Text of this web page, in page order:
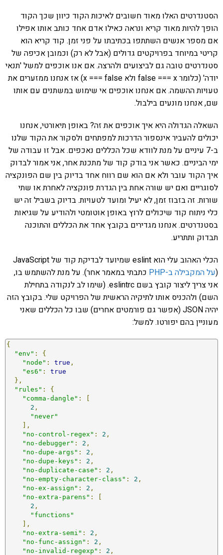
הסטנדרטים האלו מאוד חשובים לאיכות הקוד כיוון שכך הקוד
הופך להיות מאוד קריא ונראה כאילו אדם אחד כותב אותו אפילו
אם מספר אנשים השתתפו בכתיבתו על פני זמן. קוד קריא הוא
קריטי במיוחד בפרויקטים גדולים (אבל לא רק) וכמובן אכיפה של
סטנדרטים טובה גם לביצועים ולהרצה. אם אנו אוכפים למשל 'תנאי
יודה' (כלומר false === x ולא x === false) אז אנחנו ממזערים את
טעויות ההשמה. אם אנחנו אוכפים אי שימוש במשתנים עם אותו
שם, אנחנו מונעים בילבול.
השאלה הגדולה היא איך אוכפים את זה? באופן תיאורטי, אנחנו
יכולים להעביר אינספור הדרכות למפתחים ולסקור את הקוד שלנו
ב-7 עיניים על מנת לוודא שכל הכללים נאכפים. אבל זו עבודה של
ימי הביניים. כאשר אני בודק קוד של מתכנת אחר, אני אמור לבדוק
איך הקוד עובר ולא אם הוא שם רווח אחד בדיוק בין שם הפונקציה
לסוגריים ואם יש שורה אחת בין הגדרת פונקציה לאחרת או שתי
שורות. זה בזבוז זמן, לא יעיל ומועד לטעויות. בדיוק בשביל זה יש
כלי ניתוח קוד שיכולים לרוץ באופן אוטומטי ולהודיע על שגיאות
בסטנדרטים. אנחנו מגדירים בקובץ אחד את הכללים והתוכנה
תבדוק ותתריע.
הכלי האהוב עלי הוא eslint שמיועד לבדיקת קוד של JavaScript
(על המקבילה ב-PHP
כתבתי במאמר אחר). על מנת להשתמש בו,
אני צריך ליצור קובץ בשם eslintrc. (שימו לב לנקודה בתחילת
השם) ולהכניס אותו לתיקיה הראשית של הפרויקט שלי. בקובץ הזה
יהיה JSON (אפשר גם פורמטים אחרים) שבו כל הכללים שאני
מעוניין בהם יפורטו. למשל:
{
"env" :
{
"node" : true ,
"es6" :
true
},
"rules" :
{
"comma-dangle" :
[
2 ,
"never"
],
"no-control-regex" : 2 ,
"no-debugger" : 2 ,
"no-dupe-args" : 2 ,
"no-dupe-keys" : 2 ,
"no-duplicate-case" : 2 ,
"no-empty-character-class" : 2 ,
"no-ex-assign" : 2 ,
"no-extra-parens" :
[
2 ,
"functions"
],
"no-extra-semi" : 2 ,
"no-func-assign" : 2 ,
"no-invalid-regexp" : 2 ,